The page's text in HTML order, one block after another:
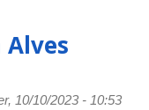
10/10/2023 - 10:53